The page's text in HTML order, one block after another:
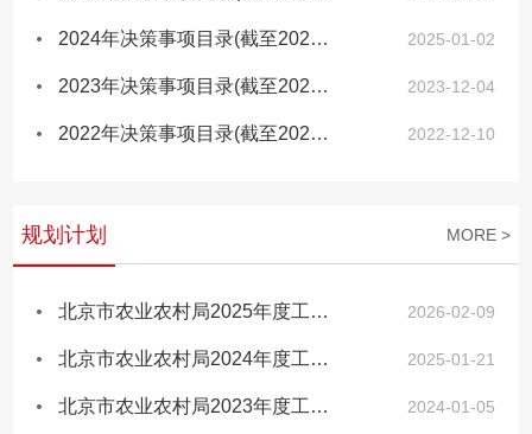
2024年决策事项目录(截至2024年12月) 2025-01-02
2023年决策事项目录(截至2023年12月) 2023-12-04
2022年决策事项目录(截至2022年12月) 2022-12-10
规划计划 MORE >
北京市农业农村局2025年度工作总结 2026-02-09
北京市农业农村局2024年度工作总结 2025-01-21
北京市农业农村局2023年度工作总结 2024-01-05